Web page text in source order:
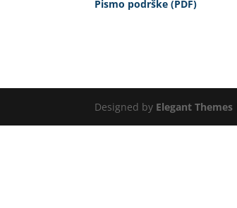
Pismo podrške (PDF)
Designed by Elegant Themes